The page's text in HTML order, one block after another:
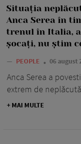
Situația
Anca Serea în
trenul în Italia,
șocați, nu știm
— PEOPLE 06 august
Anca Serea a
extrem de
+ MAI MULTE